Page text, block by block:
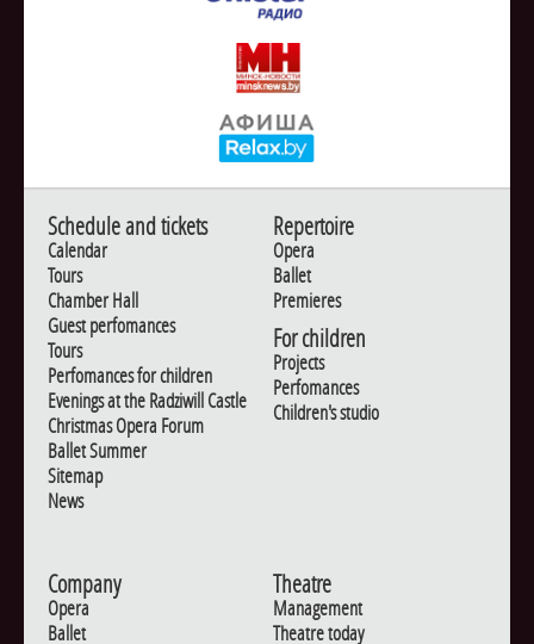
Schedule and tickets
Calendar
Tours
Chamber Hall
Guest perfomances
Tours
Perfomances for children
Evenings at the Radziwill Castle
Christmas Opera Forum
Ballet Summer
Sitemap
News
Repertoire
Opera
Ballet
Premieres
For children
Projects
Perfomances
Children's studio
Company
Opera
Ballet
Theatre
Management
Theatre today